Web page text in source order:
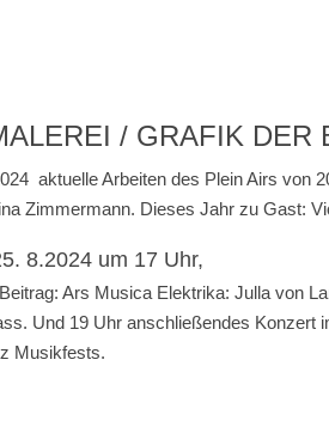
/ GRAFIK DER
aktuelle Arbeiten des Plein Airs von
Zimmermann. Dieses Jahr zu Gast:
8.2024 um 17 Uhr,
Ars Musica Elektrika: Julla von
Und 19 Uhr anschließendes Konzert
Musikfests.